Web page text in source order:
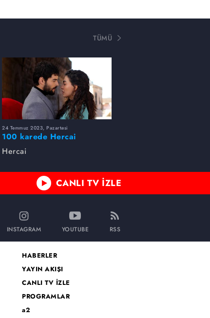
TÜMÜ
24 Temmuz 2023, Pazartesi
100 karede Hercai
Hercai
CANLI TV İZLE
INSTAGRAM YOUTUBE RSS
HABERLER
YAYIN AKIŞI
CANLI TV İZLE
PROGRAMLAR
a2